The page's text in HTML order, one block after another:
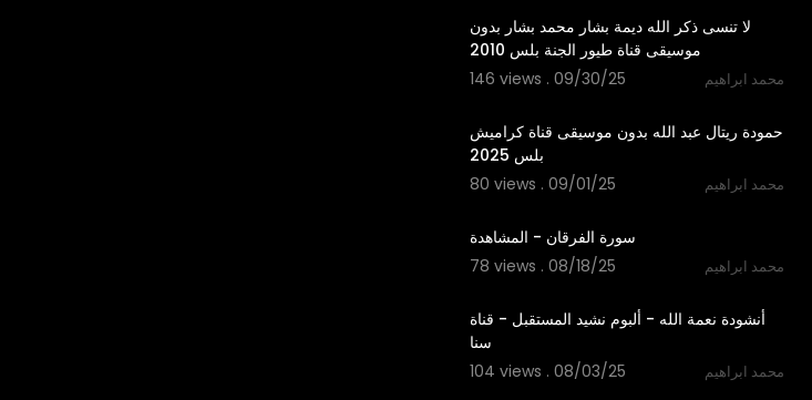
لا تنسى ذكر الله ديمة بشار محمد بشار بدون
موسيقى قناة طيور الجنة بلس 2010
146 views . 09/30/25
محمد ابراهيم
حمودة ريتال عبد الله بدون موسيقى قناة كراميش
بلس 2025
80 views . 09/01/25
محمد ابراهيم
سورة الفرقان - المشاهدة
78 views . 08/18/25
محمد ابراهيم
أنشودة نعمة الله - ألبوم نشيد المستقبل - قناة
سنا
104 views . 08/03/25
محمد ابراهيم